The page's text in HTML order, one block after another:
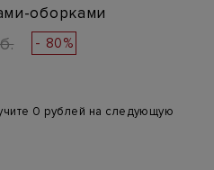
оборками
- 80%
0 рублей на следующую